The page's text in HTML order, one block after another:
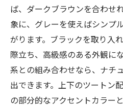
ば、ダークブラウンを合わせ
象に、グレーを使えばシンプ
がります。ブラックを取り入
際立ち、高級感のある外観に
系との組み合わせなら、ナチ
出できます。上下のツートン
の部分的なアクセントカラー